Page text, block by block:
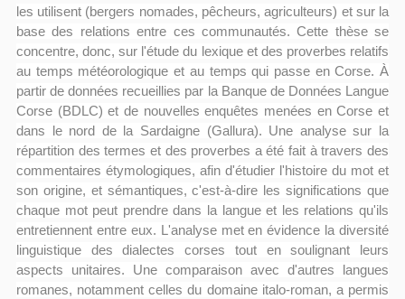
les utilisent (bergers nomades, pêcheurs, agriculteurs) et sur la
base des relations entre ces communautés. Cette thèse se
concentre, donc, sur l'étude du lexique et des proverbes relatifs
au temps météorologique et au temps qui passe en Corse. À
partir de données recueillies par la Banque de Données Langue
Corse (BDLC) et de nouvelles enquêtes menées en Corse et
dans le nord de la Sardaigne (Gallura). Une analyse sur la
répartition des termes et des proverbes a été fait à travers des
commentaires étymologiques, afin d'étudier l'histoire du mot et
son origine, et sémantiques, c'est-à-dire les significations que
chaque mot peut prendre dans la langue et les relations qu'ils
entretiennent entre eux. L'analyse met en évidence la diversité
linguistique des dialectes corses tout en soulignant leurs
aspects unitaires. Une comparaison avec d'autres langues
romanes, notamment celles du domaine italo-roman, a permis